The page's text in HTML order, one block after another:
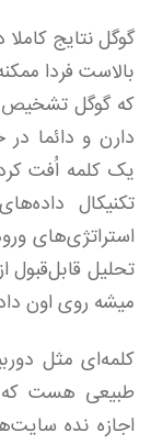
گوگل نتایج
بالاست فردا
که گوگل تشخیص
دارن و دائما
یک کلمه اُفت
تحلیل قابل‌قبول
میشه روی اون
کلمه‌ای مثل
طبیعی هست که
اجازه نده